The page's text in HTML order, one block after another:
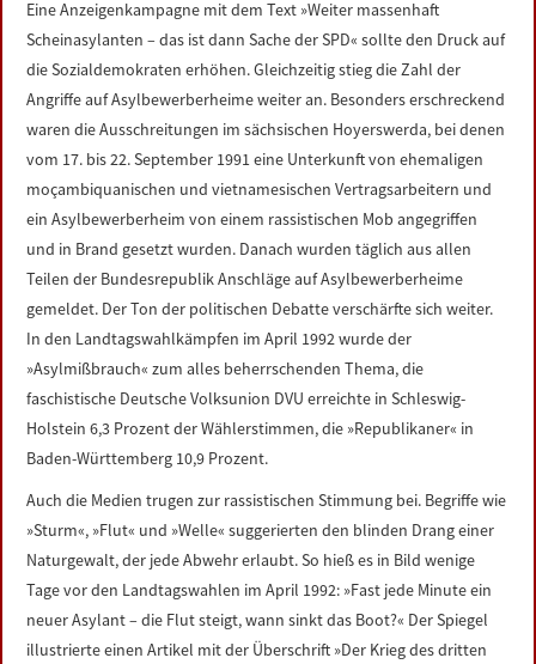
Eine Anzeigenkampagne mit dem Text »Weiter massenhaft
Scheinasylanten – das ist dann Sache der SPD« sollte den Druck auf
die Sozialdemokraten erhöhen. Gleichzeitig stieg die Zahl der
Angriffe auf Asylbewerberheime weiter an. Besonders erschreckend
waren die Ausschreitungen im sächsischen Hoyerswerda, bei denen
vom 17. bis 22. September 1991 eine Unterkunft von ehemaligen
moçambiquanischen und vietnamesischen Vertragsarbeitern und
ein Asylbewerberheim von einem rassistischen Mob angegriffen
und in Brand gesetzt wurden. Danach wurden täglich aus allen
Teilen der Bundesrepublik Anschläge auf Asylbewerberheime
gemeldet. Der Ton der politischen Debatte verschärfte sich weiter.
In den Landtagswahlkämpfen im April 1992 wurde der
»Asylmißbrauch« zum alles beherrschenden Thema, die
faschistische Deutsche Volksunion DVU erreichte in Schleswig-
Holstein 6,3 Prozent der Wählerstimmen, die »Republikaner« in
Baden-Württemberg 10,9 Prozent.
Auch die Medien trugen zur rassistischen Stimmung bei. Begriffe wie
»Sturm«, »Flut« und »Welle« suggerierten den blinden Drang einer
Naturgewalt, der jede Abwehr erlaubt. So hieß es in Bild wenige
Tage vor den Landtagswahlen im April 1992: »Fast jede Minute ein
neuer Asylant – die Flut steigt, wann sinkt das Boot?« Der Spiegel
illustrierte einen Artikel mit der Überschrift »Der Krieg des dritten